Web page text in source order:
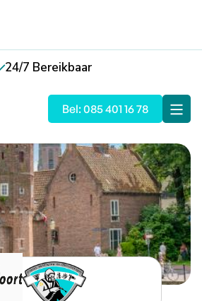
24/7 Bereikbaar
Bel: 085 401 16 78